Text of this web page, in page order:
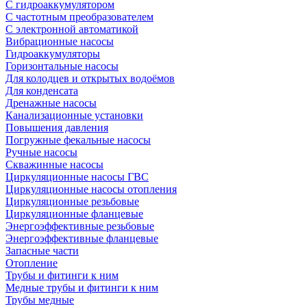
С гидроаккумулятором
С частотным преобразователем
С электронной автоматикой
Вибрационные насосы
Гидроаккумуляторы
Горизонтальные насосы
Для колодцев и открытых водоёмов
Для конденсата
Дренажные насосы
Канализационные установки
Повышения давления
Погружные фекальные насосы
Ручные насосы
Скважинные насосы
Циркуляционные насосы ГВС
Циркуляционные насосы отопления
Циркуляционные резьбовые
Циркуляционные фланцевые
Энергоэффективные резьбовые
Энергоэффективные фланцевые
Запасные части
Отопление
Трубы и фитинги к ним
Медные трубы и фитинги к ним
Трубы медные